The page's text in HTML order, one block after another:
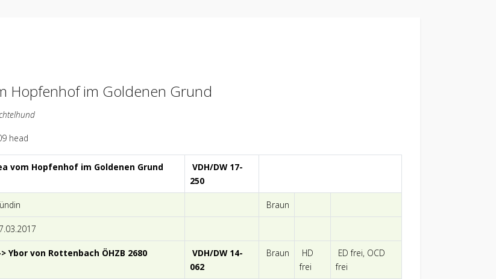
Hopfenhof im Goldenen Grund
vom Hopfenhof im Goldenen Grund
VDH/DW 17-
250
Braun
Ybor von Rottenbach ÖHZB 2680
VDH/DW 14-
062
Braun
HD
frei
ED frei, OCD
frei